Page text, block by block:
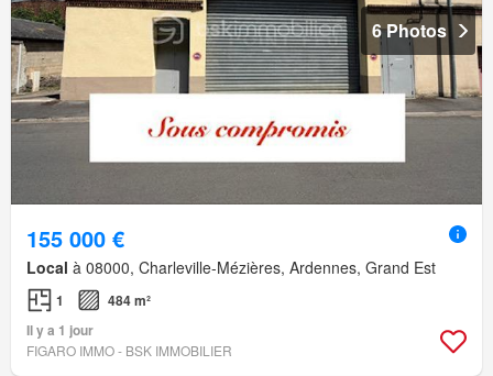
6 Photos
155 000 €
Local à 08000, Charleville-Mézières, Ardennes, Grand Est
1
484 m²
Il y a 1 jour
FIGARO IMMO - BSK IMMOBILIER